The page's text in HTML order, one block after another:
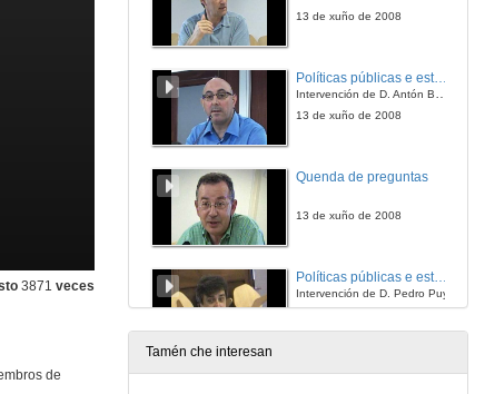
3871 veces
de
13 de xuño de 2008
Intervención de D. Antón Baamonde
13 de xuño de 2008
Quenda de preguntas
13 de xuño de 2008
Intervención de D. Pedro Puy
Quenda de preguntas
Tamén che interesan